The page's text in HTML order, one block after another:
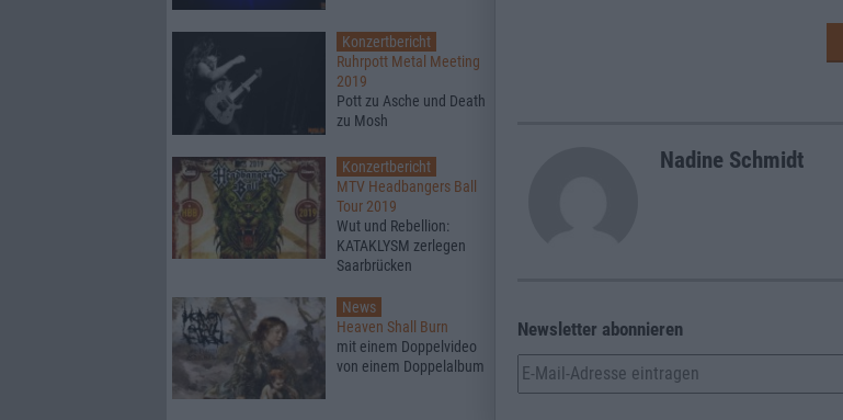
Nadine Schmidt
Newsletter abonnieren
Konzertbericht
Ruhrpott Metal Meeting
2019
Pott zu Asche und Death
zu Mosh
Konzertbericht
MTV Headbangers Ball
Tour 2019
Wut und Rebellion:
KATAKLYSM zerlegen
Saarbrücken
News
Heaven Shall Burn
mit einem Doppelvideo
von einem Doppelalbum